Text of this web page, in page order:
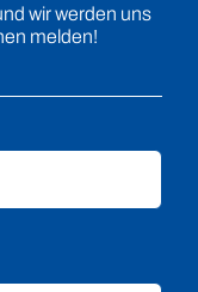
wir werden uns
melden!